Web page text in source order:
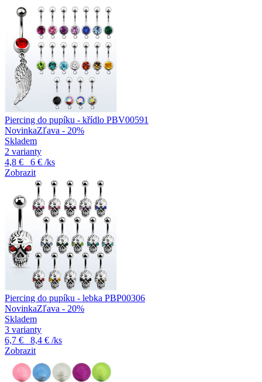
Piercing do pupíku - křídlo PBV00591
NovinkaZľava - 20%
Skladem
2 varianty
4,8 €
6 € /ks
Zobrazit
Piercing do pupíku - lebka PBP00306
NovinkaZľava - 20%
Skladem
3 varianty
6,7 €
8,4 € /ks
Zobrazit